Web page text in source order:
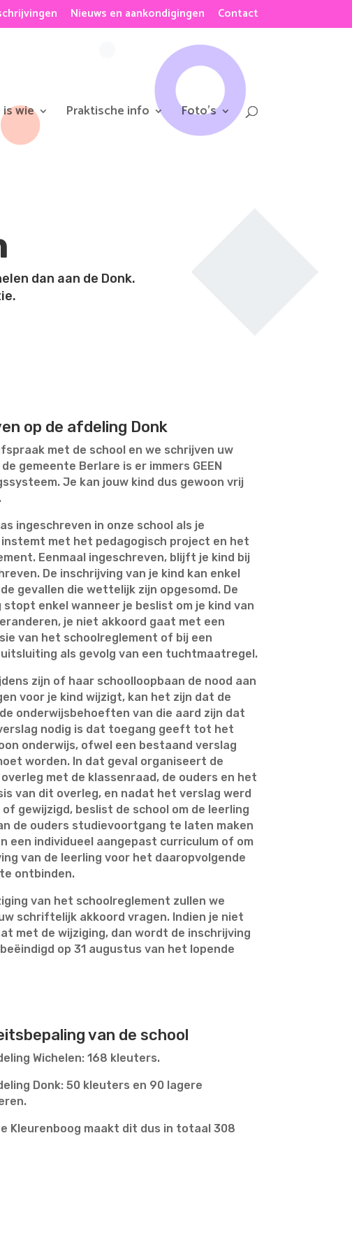
Nieuws en aankondigingen Contact
wie Praktische info Foto’s
dan aan de Donk.
op de afdeling Donk
met de school en we schrijven uw
gemeente Berlare is er immers GEEN
Je kan jouw kind dus gewoon vrij
ingeschreven in onze school als je
met het pedagogisch project en het
Eenmaal ingeschreven, blijft je kind bij
De inschrijving van je kind kan enkel
gevallen die wettelijk zijn opgesomd. De
stopt enkel wanneer je beslist om je kind van
je niet akkoord gaat met een
van het schoolreglement of bij een
als gevolg van een tuchtmaatregel.
zijn of haar schoolloopbaan de nood aan
voor je kind wijzigt, kan het zijn dat de
onderwijsbehoeften van die aard zijn dat
nodig is dat toegang geeft tot het
onderwijs, ofwel een bestaand verslag
worden. In dat geval organiseert de
met de klassenraad, de ouders en het
van dit overleg, en nadat het verslag werd
gewijzigd, beslist de school om de leerling
de ouders studievoortgang te laten maken
een individueel aangepast curriculum of om
van de leerling voor het daaropvolgende
ontbinden.
van het schoolreglement zullen we
schriftelijk akkoord vragen. Indien je niet
met de wijziging, dan wordt de inschrijving
op 31 augustus van het lopende
van de school
Wichelen: 168 kleuters.
Donk: 50 kleuters en 90 lagere
Kleurenboog maakt dit dus in totaal 308